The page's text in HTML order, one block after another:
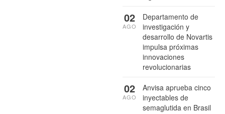
Departamento de
investigación y
desarrollo de Novartis
impulsa próximas
innovaciones
revolucionarias
02
AGO
Anvisa aprueba cinco
inyectables de
semaglutida en Brasil
02
AGO